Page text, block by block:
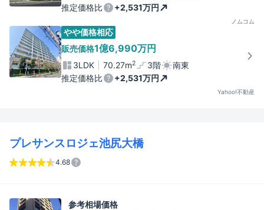
推定価格比
+2,531万円
ノムコム
やや価格相応
販売価格1億6,990万円
3LDK 70.27m2 3階
南東
推定価格比
+2,531万円
Yahoo!不動産
プレサンスロジェ池尻大橋
4.68
参考相場価格